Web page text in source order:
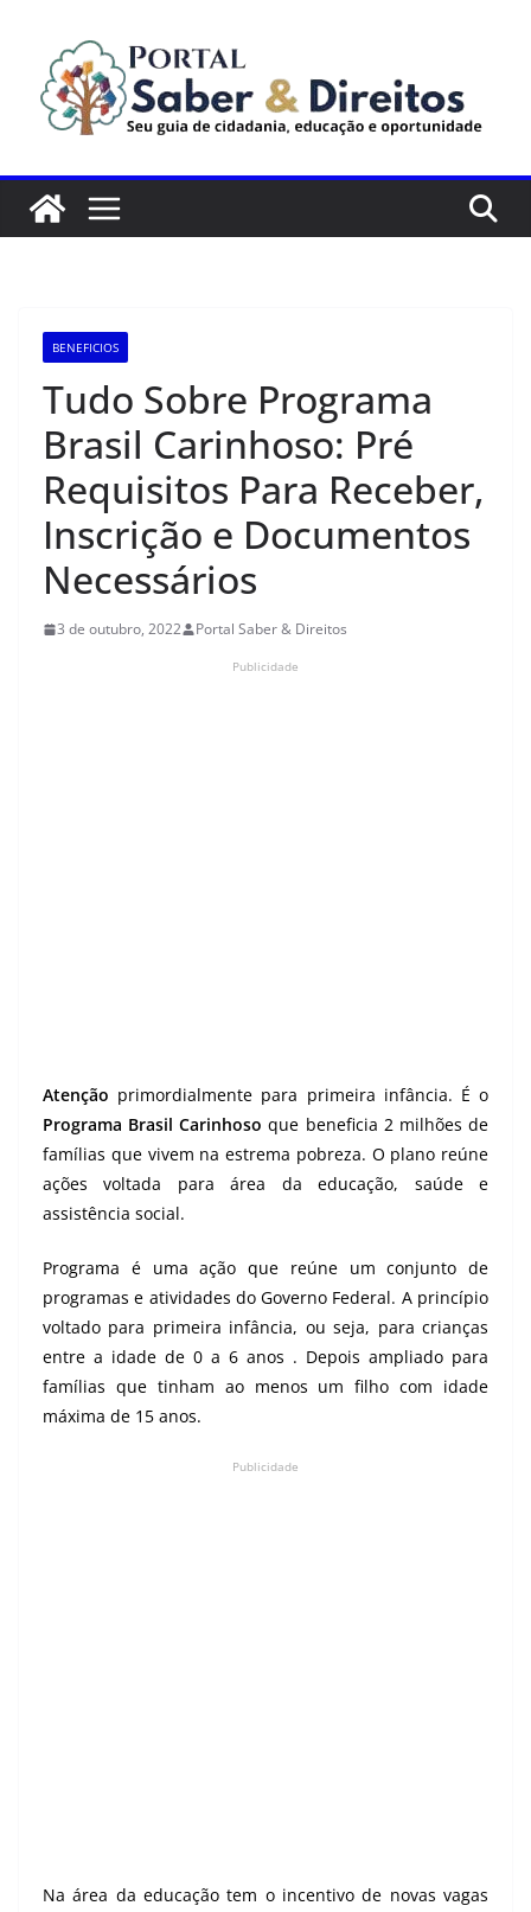
conteúdo
BENEFICIOS
Tudo Sobre Programa
Brasil Carinhoso: Pré
Requisitos Para Receber,
Inscrição e Documentos
Necessários
3 de outubro, 2022 Portal Saber & Direitos
Publicidade
Atenção primordialmente para primeira infância. É o
Programa Brasil Carinhoso que beneficia 2 milhões de
famílias que vivem na estrema pobreza. O plano reúne
ações voltada para área da educação, saúde e
assistência social.
Programa é uma ação que reúne um conjunto de
programas e atividades do Governo Federal. A princípio
voltado para primeira infância, ou seja, para crianças
entre a idade de 0 a 6 anos . Depois ampliado para
famílias que tinham ao menos um filho com idade
máxima de 15 anos.
Publicidade
Na área da educação tem o incentivo de novas vagas